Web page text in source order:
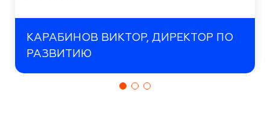
КАРАБИНОВ ВИКТОР, ДИРЕКТОР ПО
РАЗВИТИЮ